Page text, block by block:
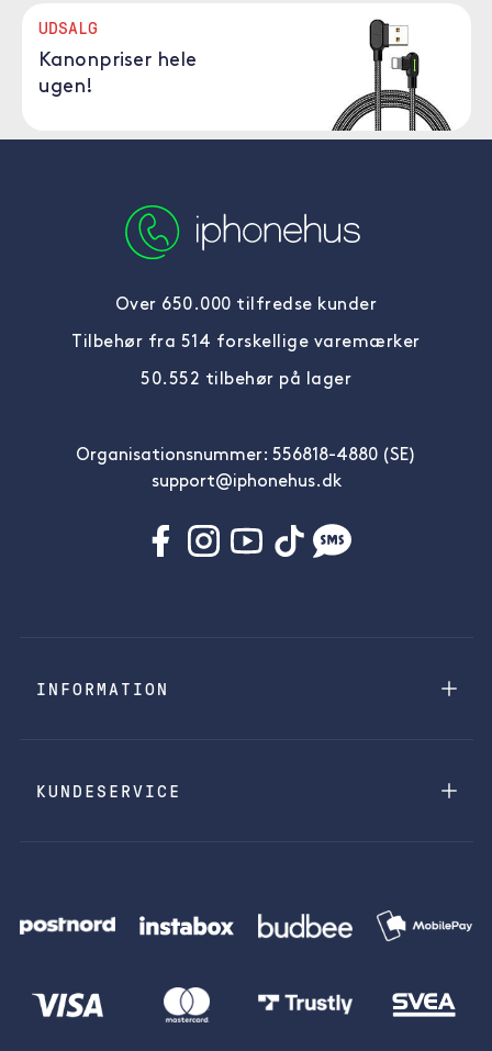
UDSALG
Kanonpriser hele
ugen!
Over 650.000 tilfredse kunder
Tilbehør fra 514 forskellige varemærker
50.552 tilbehør på lager
Organisationsnummer: 556818-4880 (SE)
support@iphonehus.dk
INFORMATION
KUNDESERVICE